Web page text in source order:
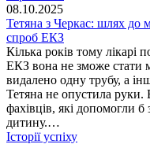
08.10.2025
Тетяна з Черкас: шлях до
спроб ЕКЗ
Кілька років тому лікарі
ЕКЗ вона не зможе стати
видалено одну трубу, а
Тетяна не опустила
фахівців, які допомогли
дитину.…
Історії успіху